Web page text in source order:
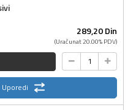
289,20Din
(Uračunat 20.00% PDV)
Uporedi